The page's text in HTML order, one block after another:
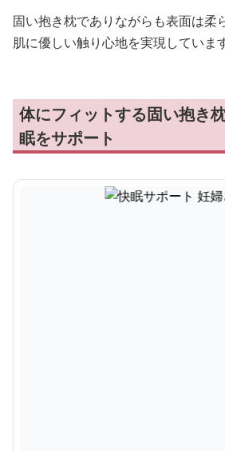
固い抱き枕でありながらも表面は柔
肌に優しい触り心地を実現しています
体にフィットする固い抱き
眠をサポート